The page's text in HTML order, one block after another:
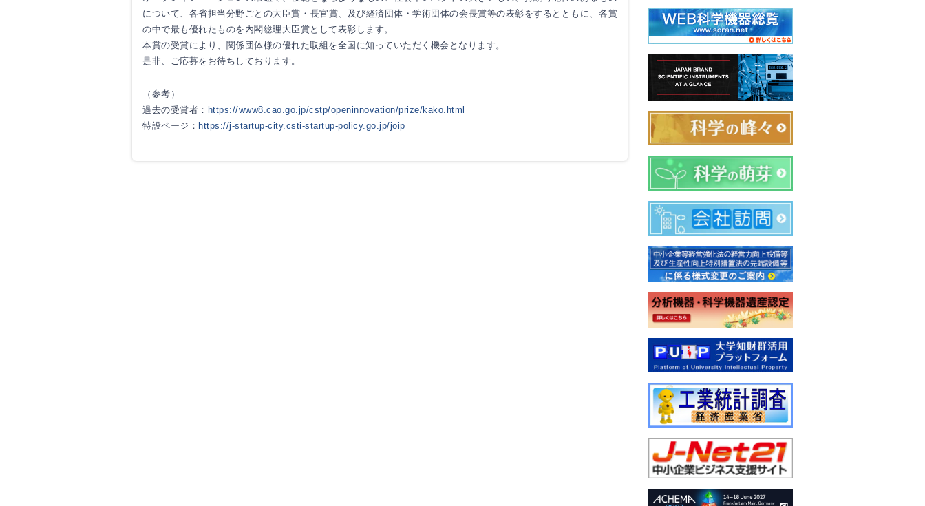
について、各省担当分野ごとの大臣賞・長官賞、及び経済団体・学術団体の会長賞等の表彰をするとともに、各賞
の中で最も優れたものを内閣総理大臣賞として表彰します。
本賞の受賞により、関係団体様の優れた取組を全国に知っていただく機会となります。
是非、ご応募をお待ちしております。
（参考）
過去の受賞者： https://www8.cao.go.jp/cstp/openinnovation/prize/kako.html
特設ページ： https://j-startup-city.csti-startup-policy.go.jp/joip